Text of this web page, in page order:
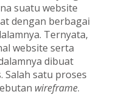
suatu website
dengan berbagai
Ternyata,
website serta
dibuat
Salah satu proses
wireframe.